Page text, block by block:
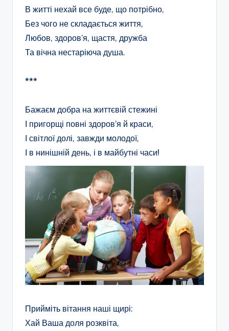
В житті нехай все буде, що потрібно,
Без чого не складається життя,
Любов, здоров’я, щастя, дружба
Та вічна нестаріюча душа.
***
Бажаєм добра на життєвій стежині
І пригорщі повні здоров’я й краси,
І світлої долі, завжди молодої,
І в нинішній день, і в майбутні часи!
Прийміть вітання наші щирі:
Хай Ваша доля розквіта,